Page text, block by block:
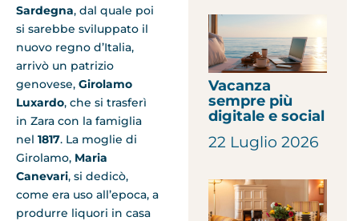
Sardegna, dal quale poi
si sarebbe sviluppato il
nuovo regno d’Italia,
arrivò un patrizio
genovese, Girolamo
Luxardo, che si trasferì
in Zara con la famiglia
nel 1817. La moglie di
Girolamo, Maria
Canevari, si dedicò,
come era uso all’epoca, a
produrre liquori in casa
Vacanza
sempre più
digitale e social
22 Luglio 2026